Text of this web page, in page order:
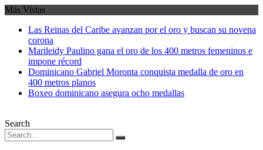
Más Vistas
Las Reinas del Caribe avanzan por el oro y buscan su novena
corona
Marileidy Paulino gana el oro de los 400 metros femeninos e
impone récord
Dominicano Gabriel Moronta conquista medalla de oro en
400 metros planos
Boxeo dominicano asegura ocho medallas
Search